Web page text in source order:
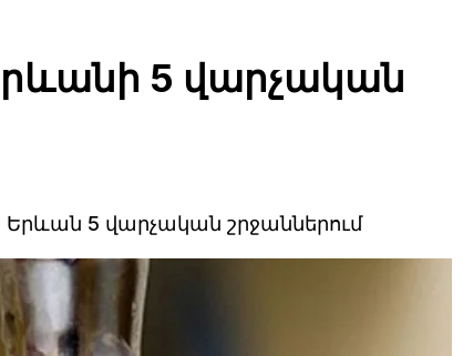
Երևանի 5 վարչական
5 վարչական շրջաններում